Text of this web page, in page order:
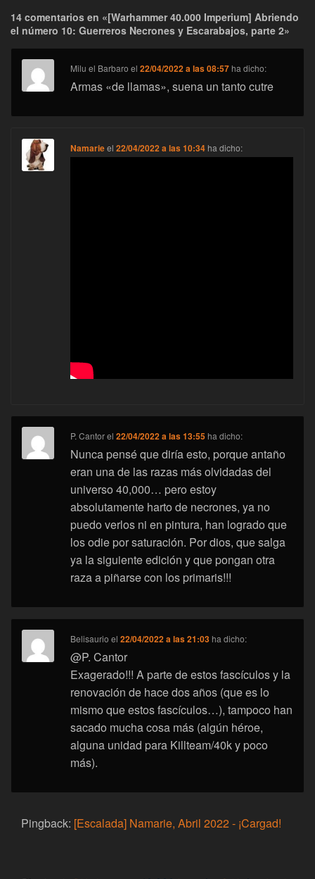
14 comentarios en «[Warhammer 40.000 Imperium] Abriendo
el número 10: Guerreros Necrones y Escarabajos, parte 2»
Milu el Barbaro el22/04/2022 a las 08:57 ha dicho:
Armas «de llamas», suena un tanto cutre
Namarieel22/04/2022 a las 10:34 ha dicho:
P. Cantorel22/04/2022 a las 13:55 ha dicho:
Nunca pensé que diría esto, porque antaño
eran una de las razas más olvidadas del
universo 40,000… pero estoy
absolutamente harto de necrones, ya no
puedo verlos ni en pintura, han logrado que
los odie por saturación. Por dios, que salga
ya la siguiente edición y que pongan otra
raza a piñarse con los primaris!!!
Belisaurio el22/04/2022 a las 21:03 ha dicho:
@P. Cantor
Exagerado!!! A parte de estos fascículos y la
renovación de hace dos años (que es lo
mismo que estos fascículos…), tampoco han
sacado mucha cosa más (algún héroe,
alguna unidad para Killteam/40k y poco
más).
Pingback: [Escalada] Namarie, Abril 2022 - ¡Cargad!